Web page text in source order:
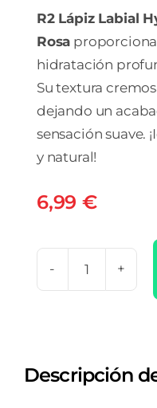
R2 Lápiz Labial
Rosa
hidratación
Su textura
dejando un
sensación suave.
y natural!
6,99 €
R2
CREAMY
Descripción